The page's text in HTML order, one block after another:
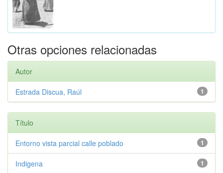
Otras opciones relacionadas
Autor
1
Estrada Discua, Raúl
Título
1
Entorno vista parcial calle poblado
1
Indigena